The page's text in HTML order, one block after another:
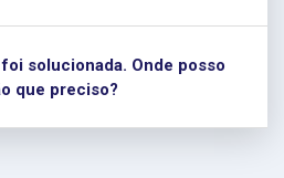
solucionada. Onde posso
que preciso?